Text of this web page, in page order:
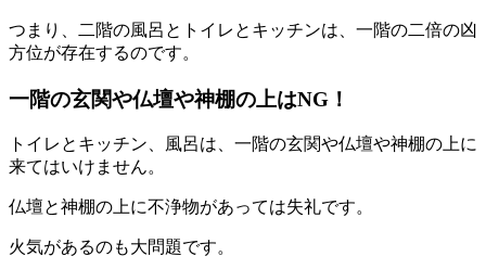
つまり、二階の風呂とトイレとキッチンは、一階の二倍の凶
方位が存在するのです。
一階の玄関や仏壇や神棚の上はNG！
トイレとキッチン、風呂は、一階の玄関や仏壇や神棚の上に
来てはいけません。
仏壇と神棚の上に不浄物があっては失礼です。
火気があるのも大問題です。